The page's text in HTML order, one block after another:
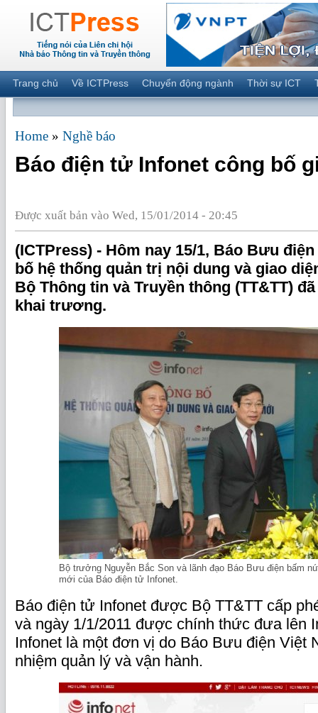
Trang chủ Về ICTPress Chuyển động ngành Thời sự ICT
Home » Nghề báo
Báo điện tử Infonet công bố
Được xuất bản vào Wed, 15/01/2014 - 20:45
(ICTPress) - Hôm nay 15/1, Báo Bưu
bố hệ thống quản trị nội dung và giao
Bộ Thông tin và Truyền thông (TT&TT)
khai trương.
Bộ trưởng Nguyễn Bắc Son và lãnh đạo Báo Bưu điện bấm
mới của Báo điện tử Infonet.
Báo điện tử Infonet được Bộ TT&TT cấp
và ngày 1/1/2011 được chính thức đưa lên
Infonet là một đơn vị do Báo Bưu điện Việt
nhiệm quản lý và vận hành.